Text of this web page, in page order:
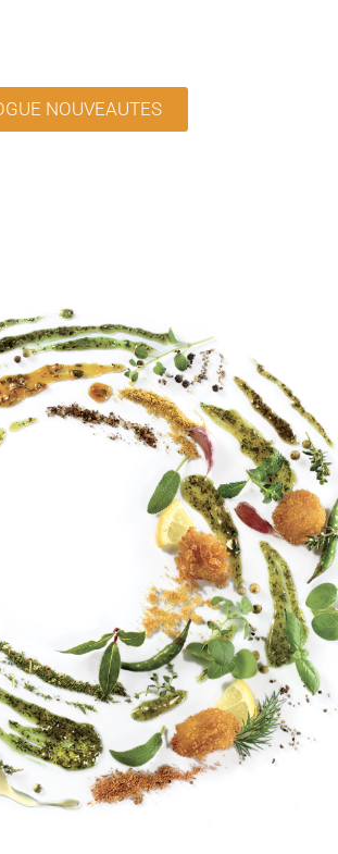
NOUVEAUTES